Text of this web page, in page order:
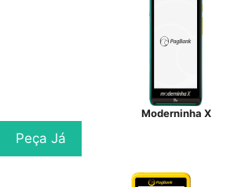
Moderninha X
Peça Já